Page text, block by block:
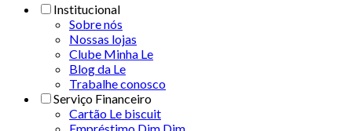
Institucional
Sobre nós
Nossas lojas
Clube Minha Le
Blog da Le
Trabalhe conosco
Serviço Financeiro
Cartão Le biscuit